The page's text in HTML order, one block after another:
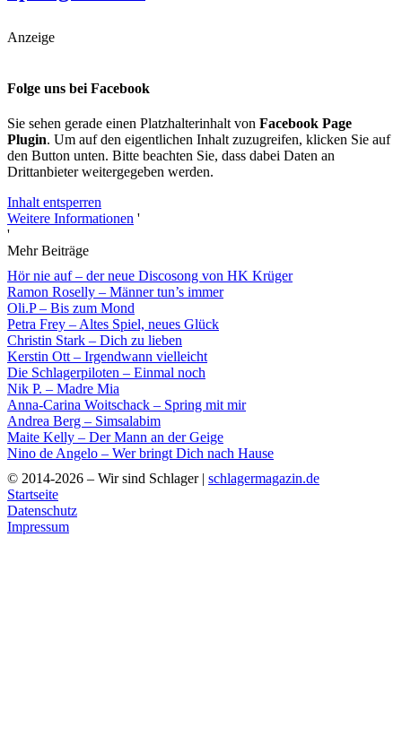
Anzeige
Folge uns bei Facebook
Sie sehen gerade einen Platzhalterinhalt von Facebook Page
Plugin. Um auf den eigentlichen Inhalt zuzugreifen, klicken Sie auf
den Button unten. Bitte beachten Sie, dass dabei Daten an
Drittanbieter weitergegeben werden.
Inhalt entsperren
Weitere Informationen '
'
Mehr Beiträge
Hör nie auf – der neue Discosong von HK Krüger
Ramon Roselly – Männer tun’s immer
Oli.P – Bis zum Mond
Petra Frey – Altes Spiel, neues Glück
Christin Stark – Dich zu lieben
Kerstin Ott – Irgendwann vielleicht
Die Schlagerpiloten – Einmal noch
Nik P. – Madre Mia
Anna-Carina Woitschack – Spring mit mir
Andrea Berg – Simsalabim
Maite Kelly – Der Mann an der Geige
Nino de Angelo – Wer bringt Dich nach Hause
© 2014-2026 – Wir sind Schlager | schlagermagazin.de
Startseite
Datenschutz
Impressum